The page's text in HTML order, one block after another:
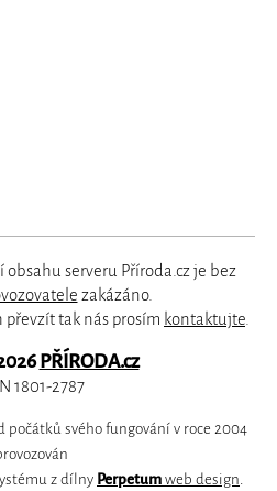
serveru Příroda.cz je bez
zakázáno.
převzít tak nás prosím kontaktujte
PŘÍRODA.cz
1801-2787
počátků svého fungování v roce 2004
z dílny Perpetum web design.